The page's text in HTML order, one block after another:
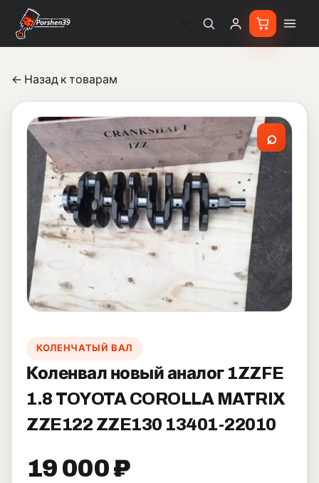
← Назад к товарам
⌕
КОЛЕНЧАТЫЙ ВАЛ
Коленвал новый аналог 1ZZFE
1.8 TOYOTA COROLLA MATRIX
ZZE122 ZZE130 13401-22010
19 000 ₽